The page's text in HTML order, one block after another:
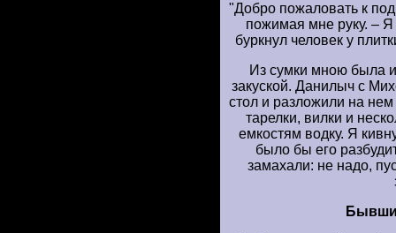
"Добро пожаловать к
пожимая мне руку. –
буркнул человек у
Из сумки мною была
закуской. Данилыч с
стол и разложили на
тарелки, вилки и
емкостям водку. Я
было бы его
замахали: не надо,